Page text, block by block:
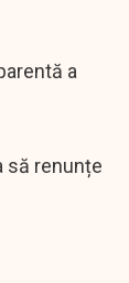
a
să renunțe